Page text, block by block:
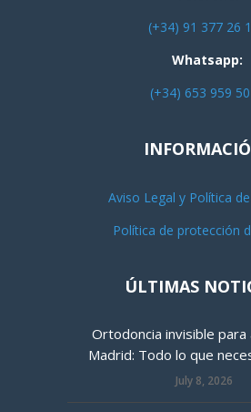
(+34) 91 377 26
Whatsapp:
(+34) 653 959
Aviso Legal y Política
Política de protección
ÚLTIMAS
Ortodoncia invisible para
Madrid: Todo lo que
July 8, 2026